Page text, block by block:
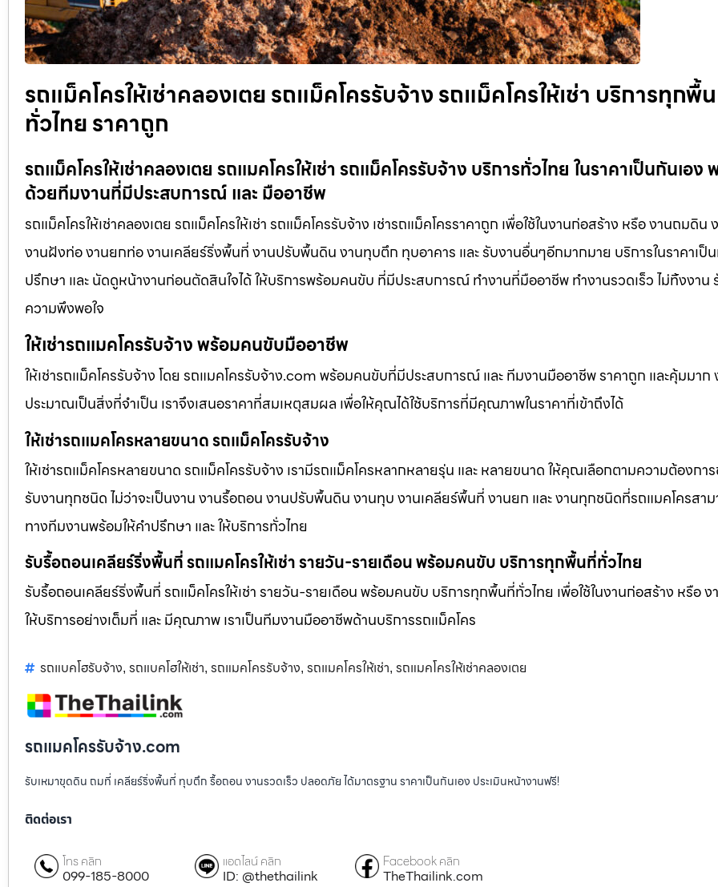
รถแม็คโครให้เช่าคลองเตย รถแม็คโครรับจ้าง รถแม็คโครให้เช่า บริการทุกพื้
ทั่วไทย ราคาถูก
รถแม็คโครให้เช่าคลองเตย รถแมคโครให้เช่า รถแม็คโครรับจ้าง บริการทั่วไทย ในราคาเป็นกันเอง
ด้วยทีมงานที่มีประสบการณ์ และ มืออาชีพ
รถแม็คโครให้เช่าคลองเตย รถแม็คโครให้เช่า รถแม็คโครรับจ้าง เช่ารถแม็คโครราคาถูก เพื่อใช้ในงานก่อสร้าง หรือ งานถมดิน
งานฝังท่อ งานยกท่อ งานเคลียร์ริ่งพื้นที่ งานปรับพื้นดิน งานทุบตึก ทุบอาคาร และ รับงานอื่นๆอีกมากมาย บริการในราคาเป็
ปรึกษา และ นัดดูหน้างานก่อนตัดสินใจได้ ให้บริการพร้อมคนขับ ที่มีประสบการณ์ ทำงานที่มืออาชีพ ทำงานรวดเร็ว ไม่ทิ้งงาน
ความพึงพอใจ
ให้เช่ารถแมคโครรับจ้าง พร้อมคนขับมืออาชีพ
ให้เช่ารถแม็คโครรับจ้าง โดย รถแมคโครรับจ้าง.com พร้อมคนขับที่มีประสบการณ์ และ ทีมงานมืออาชีพ ราคาถูก และคุ้มมาก
ประมาณเป็นสิ่งที่จำเป็น เราจึงเสนอราคาที่สมเหตุสมผล เพื่อให้คุณได้ใช้บริการที่มีคุณภาพในราคาที่เข้าถึงได้
ให้เช่ารถแมคโครหลายขนาด รถแม็คโครรับจ้าง
ให้เช่ารถแม็คโครหลายขนาด รถแม็คโครรับจ้าง เรามีรถแม็คโครหลากหลายรุ่น และ หลายขนาด ให้คุณเลือกตามความต้องกา
รับงานทุกชนิด ไม่ว่าจะเป็นงาน งานรื้อถอน งานปรับพื้นดิน งานทุบ งานเคลียร์พื้นที่ งานยก และ งานทุกชนิดที่รถแมคโครสาม
ทางทีมงานพร้อมให้คำปรึกษา และ ให้บริการทั่วไทย
รับรื้อถอนเคลียร์ริ่งพื้นที่ รถแมคโครให้เช่า รายวัน-รายเดือน พร้อมคนขับ บริการทุกพื้นที่ทั่วไทย
รับรื้อถอนเคลียร์ริ่งพื้นที่ รถแม็คโครให้เช่า รายวัน-รายเดือน พร้อมคนขับ บริการทุกพื้นที่ทั่วไทย เพื่อใช้ในงานก่อสร้าง หรือ
ให้บริการอย่างเต็มที่ และ มีคุณภาพ เราเป็นทีมงานมืออาชีพด้านบริการรถแม็คโคร
รถแบคโฮรับจ้าง, รถแบคโฮให้เช่า, รถแมคโครรับจ้าง, รถแมคโครให้เช่า, รถแมคโครให้เช่าคลองเตย
รถแมคโครรับจ้าง.com
รับเหมาขุดดิน ถมที่ เคลียร์ริ่งพื้นที่ ทุบตึก รื้อถอน งานรวดเร็ว ปลอดภัย ได้มาตรฐาน ราคาเป็นกันเอง ประเมินหน้างานฟรี!
ติดต่อเรา
โทร คลิก
099-185-8000
แอดไลน์ คลิก
ID: @thethailink
Facebook คลิก
TheThailink.com